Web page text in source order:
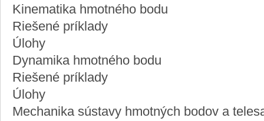
Kinematika hmotného bodu
Riešené príklady
Úlohy
Dynamika hmotného bodu
Riešené príklady
Úlohy
Mechanika sústavy hmotných bodov a